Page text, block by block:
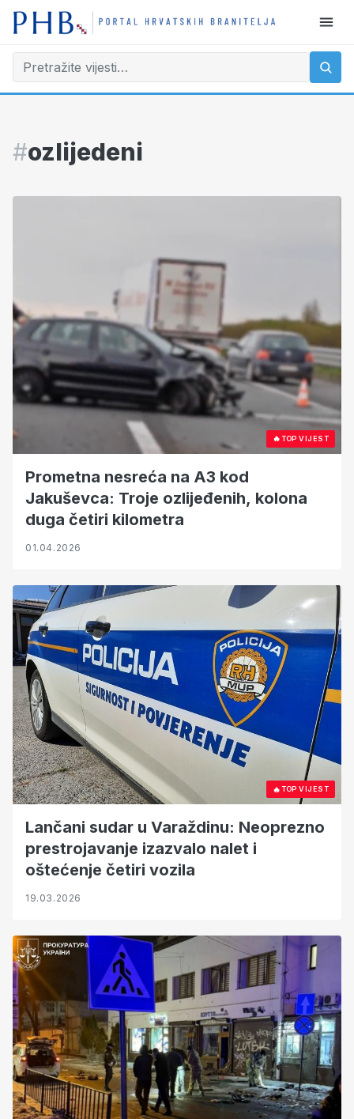
#ozlijedeni
🔥TOP VIJEST
Prometna nesreća na A3 kod
Jakuševca: Troje ozlijeđenih, kolona
duga četiri kilometra
01.04.2026
🔥TOP VIJEST
Lančani sudar u Varaždinu: Neoprezno
prestrojavanje izazvalo nalet i
oštećenje četiri vozila
19.03.2026